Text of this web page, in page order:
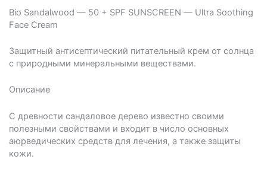
Bio Sandalwood — 50 + SPF SUNSCREEN — Ultra Soothing
Face Cream
Защитный антисептический питательный крем от солнца
с природными минеральными веществами.
Описание
С древности сандаловое дерево известно своими
полезными свойствами и входит в число основных
аюрведических средств для лечения, а также защиты
кожи.